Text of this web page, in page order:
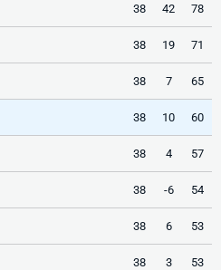
38 42 78
38 19 71
38 7 65
38 10 60
38 4 57
38 -6 54
38 6 53
38 3 53